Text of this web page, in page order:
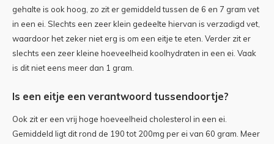
gehalte is ook hoog, zo zit er gemiddeld tussen de 6 en 7 gram vet
in een ei. Slechts een zeer klein gedeelte hiervan is verzadigd vet,
waardoor het zeker niet erg is om een eitje te eten. Verder zit er
slechts een zeer kleine hoeveelheid koolhydraten in een ei. Vaak
is dit niet eens meer dan 1 gram.
Is een eitje een verantwoord tussendoortje?
Ook zit er een vrij hoge hoeveelheid cholesterol in een ei.
Gemiddeld ligt dit rond de 190 tot 200mg per ei van 60 gram. Meer